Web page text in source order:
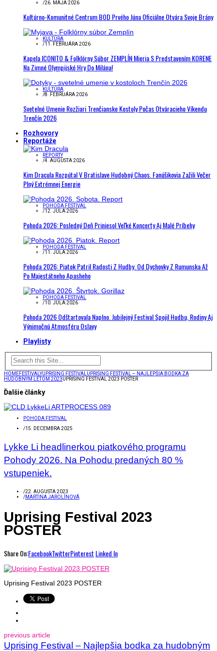
/26. MÁJA 2026
Kultúrno-Komunitné Centrum BOD Prvého Júna Oficiálne Otvára Svoje Brány
KULTÚRA
/11. FEBRUÁRA 2026
Kapela ICONITO & Folklórny Súbor ZEMPLÍN Mieria S Predstavením KORENE
Na Zimné Olympijské Hry Do Milána!
KULTÚRA
/8. FEBRUÁRA 2026
Svetelné Umenie Rozžiari Trenčianske Kostoly Počas Otváracieho Víkendu
Trenčín 2026
Rozhovory
Reportáže
REPORTY
/4. AUGUSTA 2026
Kim Dracula Rozpútal V Bratislave Hudobný Chaos. Fanúšikovia Zažili Večer
Plný Extrémnej Energie
POHODA FESTIVAL
/12. JÚLA 2026
Pohoda 2026: Posledný Deň Priniesol Veľké Koncerty Aj Malé Príbehy
POHODA FESTIVAL
/11. JÚLA 2026
Pohoda 2026: Piatok Patril Radosti Z Hudby. Od Dychovky Z Rumunska Až
Po Majestátneho Apasheho
POHODA FESTIVAL
/10. JÚLA 2026
Pohoda 2026 Odštartovala Naplno. Jubilejný Festival Spojil Hudbu, Rodiny Aj
Výnimočnú Atmosféru Oslavy
Playlisty
HOMEFESTIVALYUPRISING FESTIVAL UPRISING FESTIVAL – NAJLEPŠIA BODKA ZA
HUDOBNÝM LETOM 2023UPRISING FESTIVAL 2023 POSTER
Ďalšie články
POHODA FESTIVAL
/15. DECEMBRA 2025
Lykke Li headlinerkou piatkového programu
Pohody 2026. Na Pohodu predaných 80 %
vstupeniek.
/22. AUGUSTA 2023
/MARTINA JAROLÍNOVÁ
Uprising Festival 2023
POSTER
Share On:FacebookTwitterPinterest Linked In
Uprising Festival 2023 POSTER
previous article
Uprising Festival – Najlepšia bodka za hudobným